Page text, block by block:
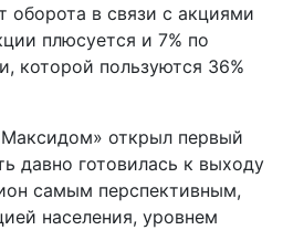
оборота в связи с акциями
плюсуется и 7% по
которой пользуются 36%
открыл первый
давно готовилась к выходу
самым перспективным,
населения, уровнем